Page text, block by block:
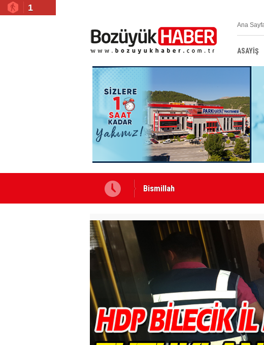
1
Ana
ASAYİŞ
Bismillah